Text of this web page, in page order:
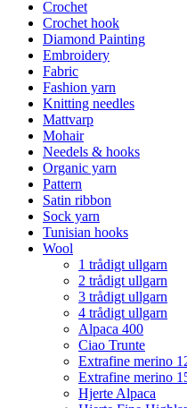
Crochet
Crochet hook
Diamond Painting
Embroidery
Fabric
Fashion yarn
Knitting needles
Mattvarp
Mohair
Needels & hooks
Organic yarn
Pattern
Satin ribbon
Sock yarn
Tunisian hooks
Wool
1 trådigt ullgarn
2 trådigt ullgarn
3 trådigt ullgarn
4 trådigt ullgarn
Alpaca 400
Ciao Trunte
Extrafine merino
Extrafine merino
Hjerte Alpaca